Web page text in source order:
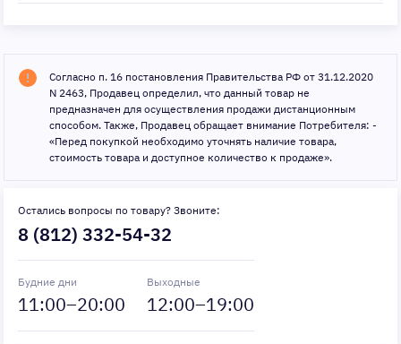
Согласно п. 16 постановления Правительства РФ от 31.12.2020
N 2463, Продавец определил, что данный товар не
предназначен для осуществления продажи дистанционным
способом. Также, Продавец обращает внимание Потребителя: -
«Перед покупкой необходимо уточнять наличие товара,
стоимость товара и доступное количество к продаже».
Остались вопросы по товару? Звоните:
8 (812) 332-54-32
Будние дни
11:00–20:00
Выходные
12:00–19:00